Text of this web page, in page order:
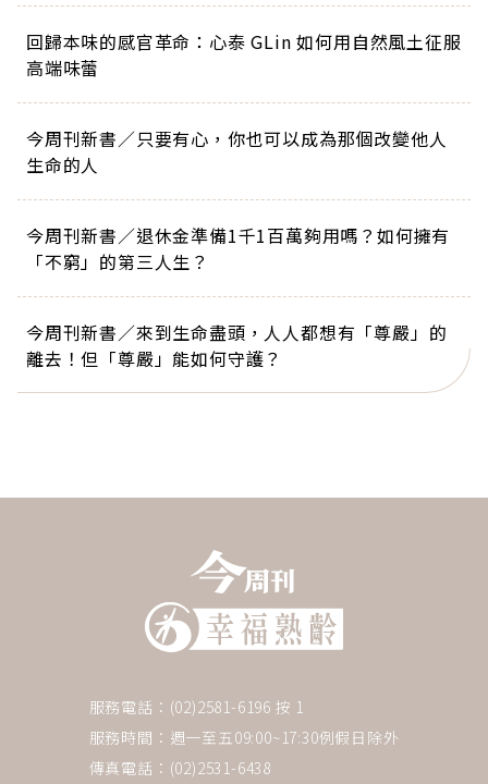
回歸本味的感官革命：心泰 GLin 如何用自然風土征服
高端味蕾
今周刊新書／只要有心，你也可以成為那個改變他人
生命的人
今周刊新書／退休金準備1千1百萬夠用嗎？如何擁有
「不窮」的第三人生？
今周刊新書／來到生命盡頭，人人都想有「尊嚴」的
離去！但「尊嚴」能如何守護？
服務電話：(02)2581-6196 按 1
服務時間：週一至五09:00~17:30例假日除外
傳真電話：(02)2531-6438